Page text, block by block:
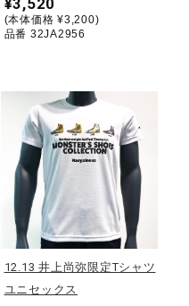
¥3,520
(本体価格 ¥3,200)
品番 32JA2956
12.13 井上尚弥限定Tシャツ
ユニセックス